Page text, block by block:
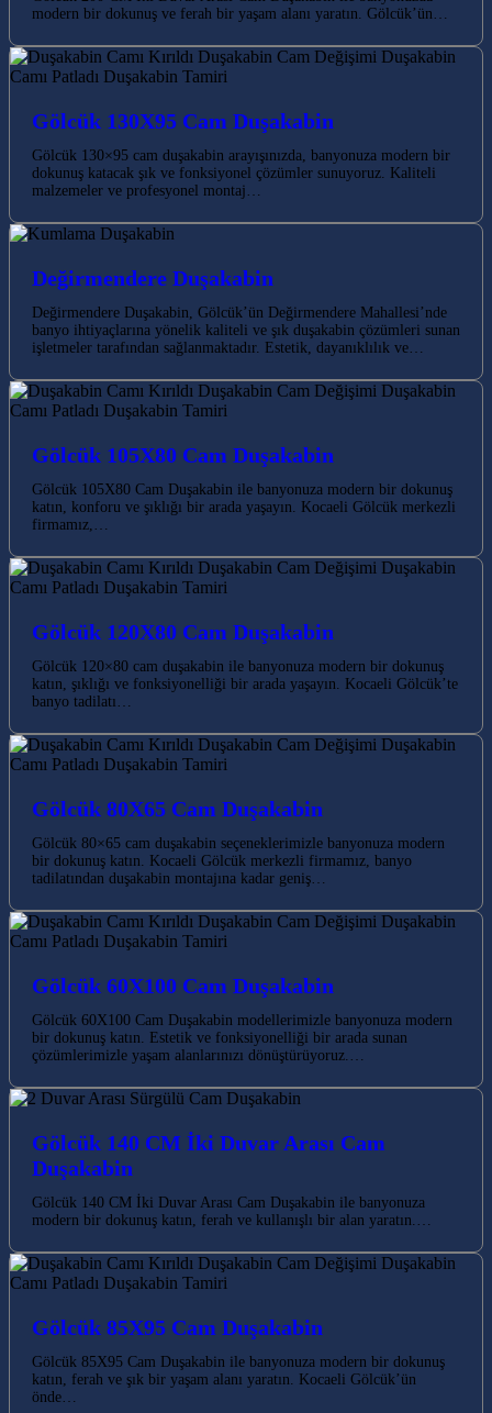
modern bir dokunuş ve ferah bir yaşam alanı yaratın. Gölcük’ün…
Gölcük 130X95 Cam Duşakabin
Gölcük 130×95 cam duşakabin arayışınızda, banyonuza modern bir
dokunuş katacak şık ve fonksiyonel çözümler sunuyoruz. Kaliteli
malzemeler ve profesyonel montaj…
Değirmendere Duşakabin
Değirmendere Duşakabin, Gölcük’ün Değirmendere Mahallesi’nde
banyo ihtiyaçlarına yönelik kaliteli ve şık duşakabin çözümleri sunan
işletmeler tarafından sağlanmaktadır. Estetik, dayanıklılık ve…
Gölcük 105X80 Cam Duşakabin
Gölcük 105X80 Cam Duşakabin ile banyonuza modern bir dokunuş
katın, konforu ve şıklığı bir arada yaşayın. Kocaeli Gölcük merkezli
firmamız,…
Gölcük 120X80 Cam Duşakabin
Gölcük 120×80 cam duşakabin ile banyonuza modern bir dokunuş
katın, şıklığı ve fonksiyonelliği bir arada yaşayın. Kocaeli Gölcük’te
banyo tadilatı…
Gölcük 80X65 Cam Duşakabin
Gölcük 80×65 cam duşakabin seçeneklerimizle banyonuza modern
bir dokunuş katın. Kocaeli Gölcük merkezli firmamız, banyo
tadilatından duşakabin montajına kadar geniş…
Gölcük 60X100 Cam Duşakabin
Gölcük 60X100 Cam Duşakabin modellerimizle banyonuza modern
bir dokunuş katın. Estetik ve fonksiyonelliği bir arada sunan
çözümlerimizle yaşam alanlarınızı dönüştürüyoruz.…
Gölcük 140 CM İki Duvar Arası Cam
Duşakabin
Gölcük 140 CM İki Duvar Arası Cam Duşakabin ile banyonuza
modern bir dokunuş katın, ferah ve kullanışlı bir alan yaratın.…
Gölcük 85X95 Cam Duşakabin
Gölcük 85X95 Cam Duşakabin ile banyonuza modern bir dokunuş
katın, ferah ve şık bir yaşam alanı yaratın. Kocaeli Gölcük’ün
önde…